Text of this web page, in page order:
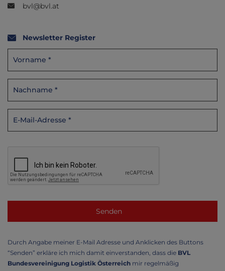
bvl@bvl.at
Newsletter Register
Durch Angabe meiner E-Mail Adresse und Anklicken des Buttons
“Senden” erkläre ich mich damit einverstanden, dass die BVL
Bundesvereinigung Logistik Österreich mir regelmäßig